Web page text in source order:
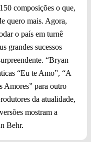
composições o que,
quero mais. Agora,
o país em turnê
grandes sucessos
“Bryan
“Eu te Amo”, “A
Amores” para outro
da atualidade,
mostram a
Behr.